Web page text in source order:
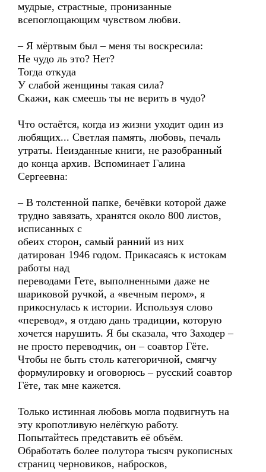
мудрые, страстные, пронизанные
всепоглощающим чувством любви.
– Я мёртвым был – меня ты воскресила:
Не чудо ль это? Нет?
Тогда откуда
У слабой женщины такая сила?
Скажи, как смеешь ты не верить в чудо?
Что остаётся, когда из жизни уходит один из
любящих... Светлая память, любовь, печаль
утраты. Неизданные книги, не разобранный
до конца архив. Вспоминает Галина
Сергеевна:
– В толстенной папке, бечёвки которой даже
трудно завязать, хранятся около 800 листов,
исписанных с
обеих сторон, самый ранний из них
датирован 1946 годом. Прикасаясь к истокам
работы над
переводами Гете, выполненными даже не
шариковой ручкой, а «вечным пером», я
прикоснулась к истории. Используя слово
«перевод», я отдаю дань традиции, которую
хочется нарушить. Я бы сказала, что Заходер –
не просто переводчик, он – соавтор Гёте.
Чтобы не быть столь категоричной, смягчу
формулировку и оговорюсь – русский соавтор
Гёте, так мне кажется.
Только истинная любовь могла подвигнуть на
эту кропотливую нелёгкую работу.
Попытайтесь представить её объём.
Обработать более полутора тысяч рукописных
страниц черновиков, набросков,